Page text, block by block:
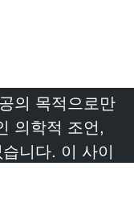
의 목적으로만
의학적 조언,
니다. 이 사이